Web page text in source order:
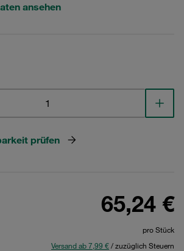
ansehen
prüfen
65,24 €
pro Stück
Versand ab 7,99 €/ zuzüglich Steuern